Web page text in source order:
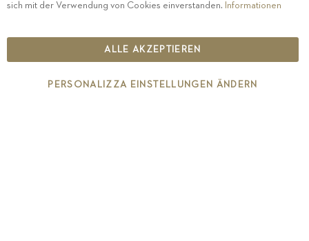
ETHISCHER KODEX
IT00126670215
sich mit der Verwendung von Cookies einverstanden. Informationen
ALLE AKZEPTIEREN
PERSONALIZZA EINSTELLUNGEN ÄNDERN